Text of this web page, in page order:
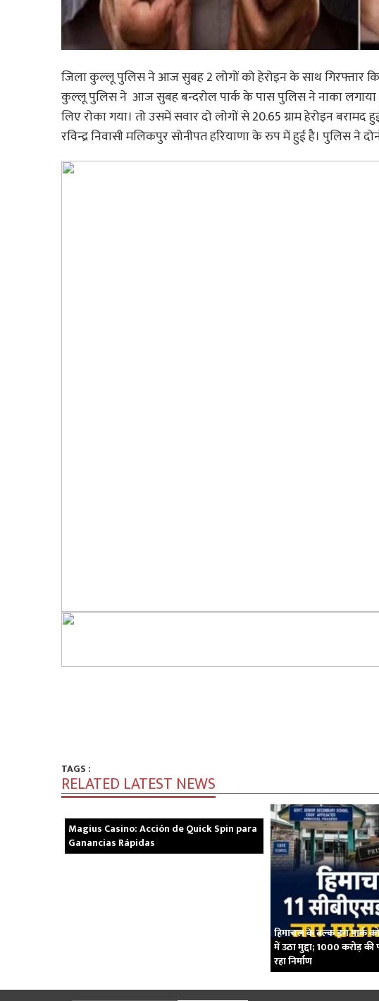
जिला कुल्लू पुलिस ने आज सुबह 2 लोगों को हेरोइन के साथ गिरफ्तार
कुल्लू पुलिस ने आज सुबह बन्दरोल पार्क के पास पुलिस ने नाका लगाया
लिए रोका गया। तो उसमें सवार दो लोगों से 20.65 ग्राम हेरोइन
रविन्द्र निवासी मलिकपुर सोनीपत हरियाणा के रुप में हुई है। पुलिस ने
TAGS :
RELATED LATEST NEWS
Magius Casino: Acción de Quick Spin para
Ganancias Rápidas
हिमाचल के बल्क ड्रग पार्क
में उठा मुद्दा; 1000 करोड़
रहा निर्माण